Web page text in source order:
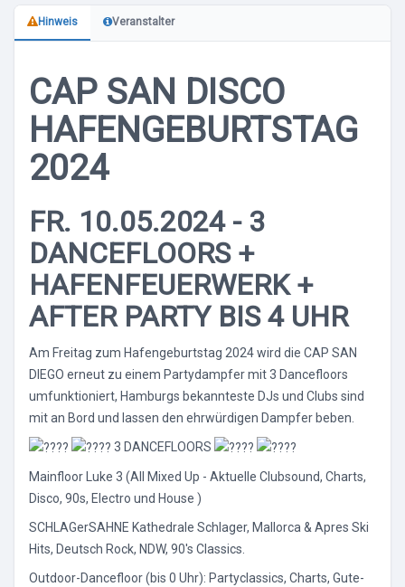
Hinweis Veranstalter
CAP SAN DISCO
HAFENGEBURTSTAG
2024
FR. 10.05.2024 - 3
DANCEFLOORS +
HAFENFEUERWERK +
AFTER PARTY BIS 4 UHR
Am Freitag zum Hafengeburtstag 2024 wird die CAP SAN
DIEGO erneut zu einem Partydampfer mit 3 Dancefloors
umfunktioniert, Hamburgs bekannteste DJs und Clubs sind
mit an Bord und lassen den ehrwürdigen Dampfer beben.
3 DANCEFLOORS
Mainfloor Luke 3 (All Mixed Up - Aktuelle Clubsound, Charts,
Disco, 90s, Electro und House )
SCHLAGerSAHNE Kathedrale Schlager, Mallorca & Apres Ski
Hits, Deutsch Rock, NDW, 90's Classics.
Outdoor-Dancefloor (bis 0 Uhr): Partyclassics, Charts, Gute-